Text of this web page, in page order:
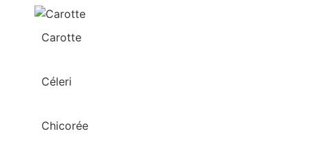
Carotte
Céleri
Chicorée